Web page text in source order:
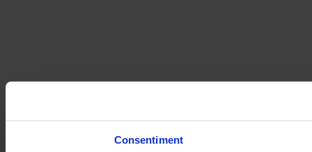
Consentiment